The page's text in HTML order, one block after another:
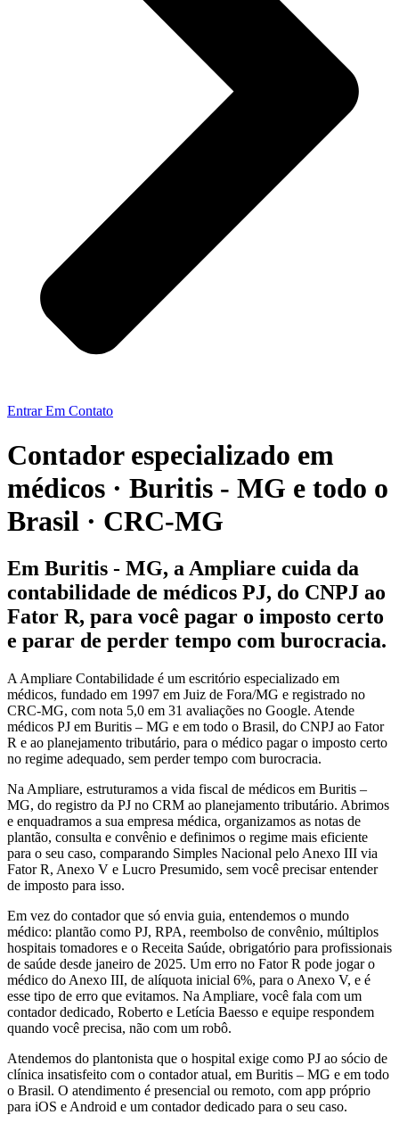
Entrar Em Contato
Contador especializado em
médicos · Buritis - MG e todo o
Brasil · CRC-MG
Em Buritis - MG, a Ampliare cuida da
contabilidade de médicos PJ, do CNPJ ao
Fator R, para você pagar o imposto certo
e parar de perder tempo com burocracia.
A Ampliare Contabilidade é um escritório especializado em
médicos, fundado em 1997 em Juiz de Fora/MG e registrado no
CRC-MG, com nota 5,0 em 31 avaliações no Google. Atende
médicos PJ em Buritis – MG e em todo o Brasil, do CNPJ ao Fator
R e ao planejamento tributário, para o médico pagar o imposto certo
no regime adequado, sem perder tempo com burocracia.
Na Ampliare, estruturamos a vida fiscal de médicos em Buritis –
MG, do registro da PJ no CRM ao planejamento tributário. Abrimos
e enquadramos a sua empresa médica, organizamos as notas de
plantão, consulta e convênio e definimos o regime mais eficiente
para o seu caso, comparando Simples Nacional pelo Anexo III via
Fator R, Anexo V e Lucro Presumido, sem você precisar entender
de imposto para isso.
Em vez do contador que só envia guia, entendemos o mundo
médico: plantão como PJ, RPA, reembolso de convênio, múltiplos
hospitais tomadores e o Receita Saúde, obrigatório para profissionais
de saúde desde janeiro de 2025. Um erro no Fator R pode jogar o
médico do Anexo III, de alíquota inicial 6%, para o Anexo V, e é
esse tipo de erro que evitamos. Na Ampliare, você fala com um
contador dedicado, Roberto e Letícia Baesso e equipe respondem
quando você precisa, não com um robô.
Atendemos do plantonista que o hospital exige como PJ ao sócio de
clínica insatisfeito com o contador atual, em Buritis – MG e em todo
o Brasil. O atendimento é presencial ou remoto, com app próprio
para iOS e Android e um contador dedicado para o seu caso.